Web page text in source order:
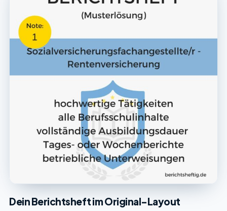
Dein Berichtsheft im Original-Layout